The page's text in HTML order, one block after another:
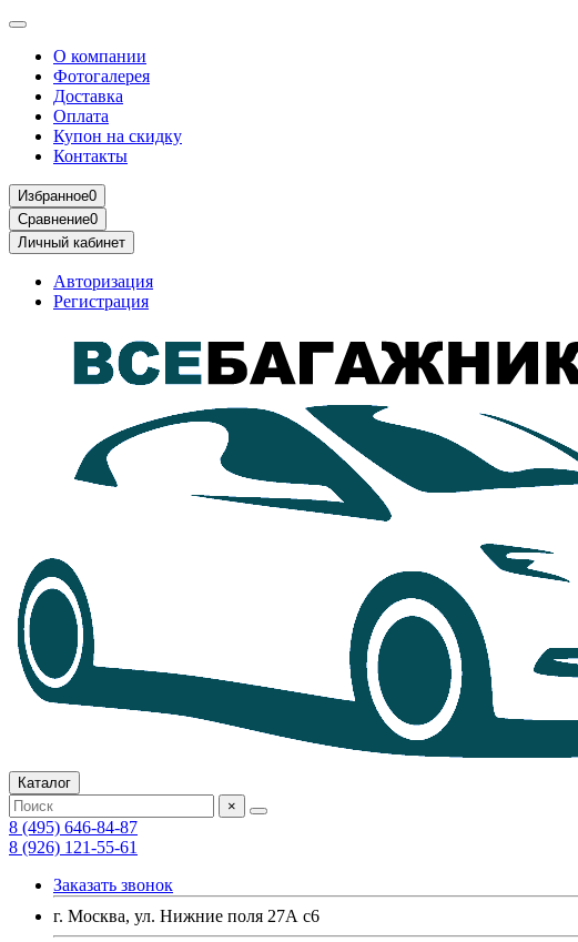
О компании
Фотогалерея
Доставка
Оплата
Купон на скидку
Контакты
Избранное0
Сравнение0
Личный кабинет
Авторизация
Регистрация
Каталог
×
8 (495) 646-84-87
8 (926) 121-55-61
Заказать звонок
г. Москва, ул. Нижние поля 27А с6